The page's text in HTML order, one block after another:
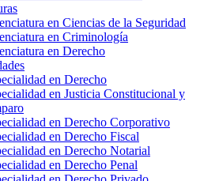
en Ciencias de la Seguridad
en Criminología
en Derecho
en Derecho
en Justicia Constitucional y
en Derecho Corporativo
en Derecho Fiscal
en Derecho Notarial
en Derecho Penal